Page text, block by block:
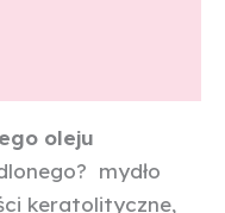
oleju
mydło
keratolityczne,